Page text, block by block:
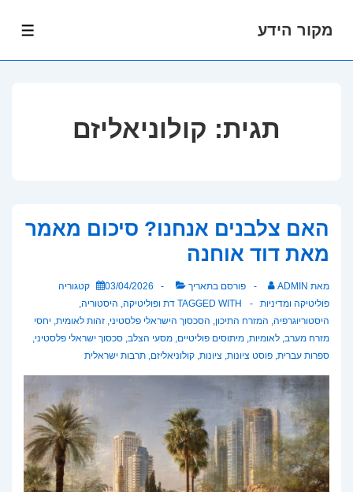
מקור הידע
תגית: קולוניאליזם
האם צלבנים אנחנו? סיכום מאמר
מאת דוד אוחנה
מאת ADMIN פורסם בתאריך 03/04/2026
קטגוריה
פוליטיקה ומדיניות
TAGGED WITH דת ופוליטיקה, היסטוריה,
היסטוריוגרפיה, המזרח התיכון, הסכסוך הישראלי פלסטיני, זהות לאומית, יחסי
מזרח מערב, לאומיות, מיתוסים פוליטיים, מסעי הצלב, סכסוך ישראלי פלסטיני,
ספרות עברית, פוסט ציונות, ציונות, קולוניאליזם, תרבות ישראלית